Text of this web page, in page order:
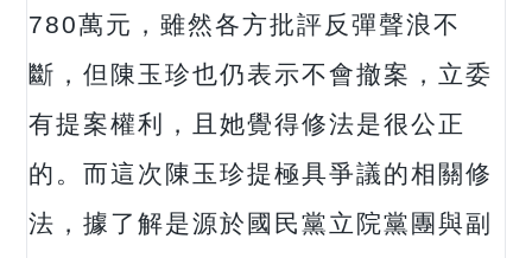
780萬元，雖然各方批評反彈聲浪不
斷，但陳玉珍也仍表示不會撤案，立委
有提案權利，且她覺得修法是很公正
的。而這次陳玉珍提極具爭議的相關修
法，據了解是源於國民黨立院黨團與副